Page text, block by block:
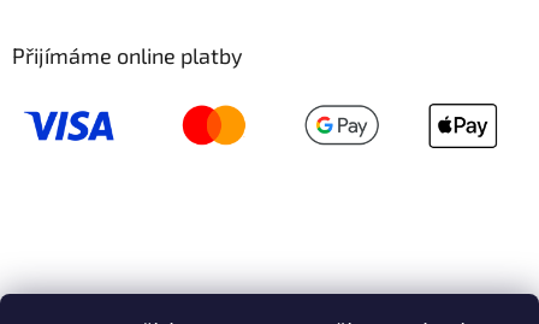
Přijímáme online platby